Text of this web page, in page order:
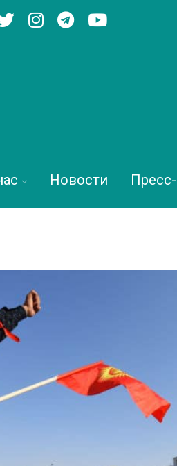
Новости